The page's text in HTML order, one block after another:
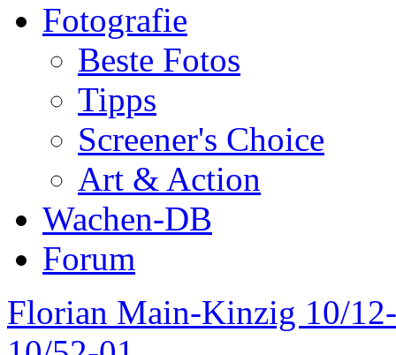
Fotografie
Beste Fotos
Tipps
Screener's Choice
Art & Action
Wachen-DB
Forum
Florian Main-Kinzig 10/